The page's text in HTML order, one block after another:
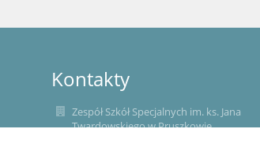
Kontakty
Zespół Szkół Specjalnych im. ks. Jana
Twardowskiego w Pruszkowie